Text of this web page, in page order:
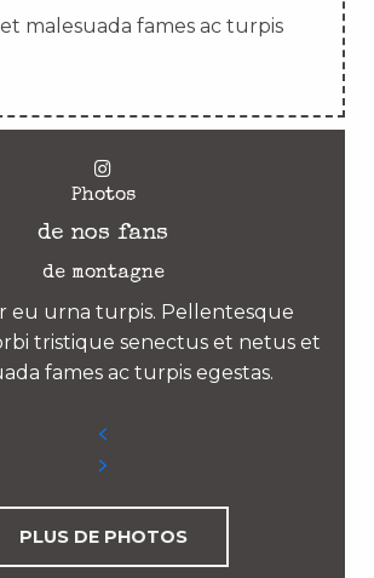
malesuada fames ac turpis
Photos
de nos fans
de montagne
eu urna turpis. Pellentesque
tristique senectus et netus et
fames ac turpis egestas.
PLUS DE PHOTOS